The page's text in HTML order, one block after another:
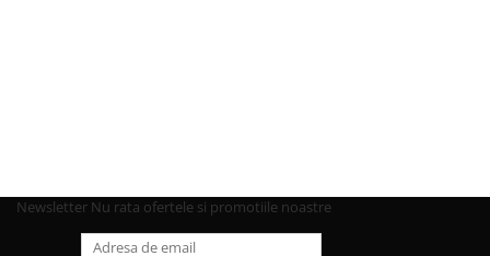
Newsletter Nu rata ofertele si promotiile noastre